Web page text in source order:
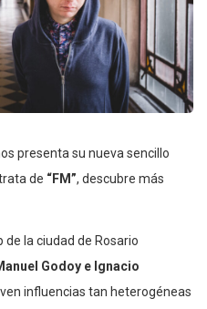
presenta su nueva sencillo
de “FM”, descubre más
de la ciudad de Rosario
Godoy e Ignacio
influencias tan heterogéneas